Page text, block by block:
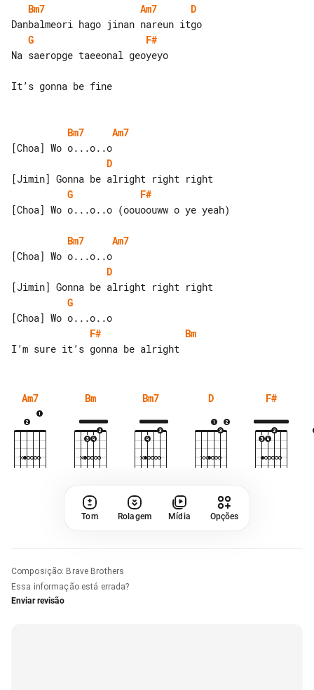
Bm7
Am7
D
G
F#
Na saeropge taeeonal geoyeyo
It’s gonna be fine
Bm7
Am7
D
G
F#
[Choa] Wo o...o..o (oouoouww o ye yeah)
Bm7
Am7
D
G
F#
Bm
Am7 Bm Bm7 D F#
Tom Rolagem Mídia Opções
Composição: Brave Brothers
Essa informação está errada?
Enviar revisão